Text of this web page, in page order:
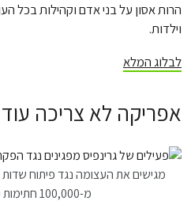
הרות אסון על בני אדם וקהילות בכל
וילדות.
לבלוג המלא
אפריקה לא צריכה עוד
מגישים את העצומה נגד פיתוח
מ-100,000 חתימות מסביב לעולם